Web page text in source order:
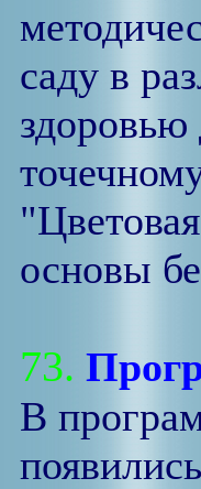
саду в
здоровью
основы
73.
В